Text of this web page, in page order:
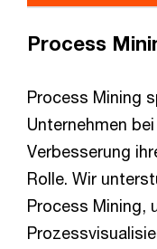
Process
Process Mining
Unternehmen
Verbesserung
Rolle. Wir
Process Mining,